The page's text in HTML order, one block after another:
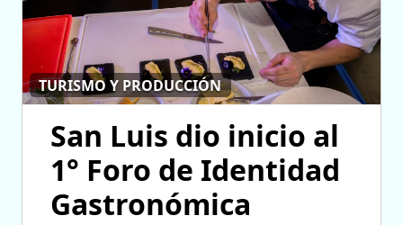
TURISMO Y PRODUCCIÓN
San Luis dio inicio al
1° Foro de Identidad
Gastronómica